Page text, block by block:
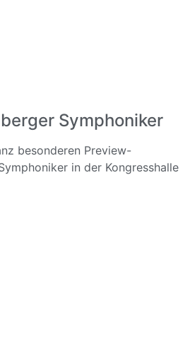
Symphoniker
besonderen Preview-
in der Kongresshalle